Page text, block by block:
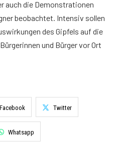
auch die Demonstrationen
beobachtet. Intensiv sollen
des Gipfels auf die
und Bürger vor Ort
Facebook Twitter
Whatsapp